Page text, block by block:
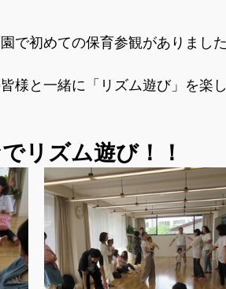
で初めての保育参観がありました
様と一緒に「リズム遊び」を楽し
リズム遊び！！